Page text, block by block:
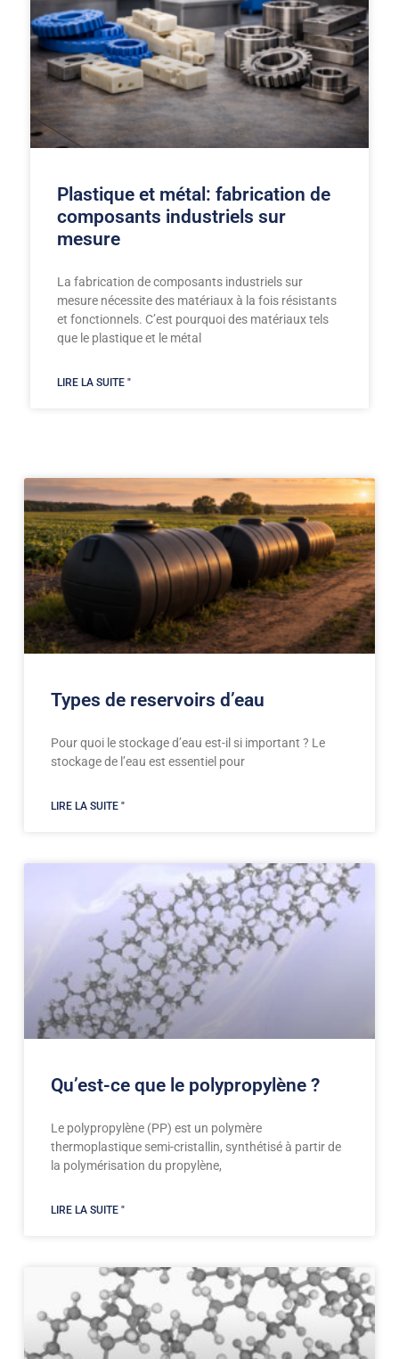
Plastique et métal: fabrication de
composants industriels sur
mesure
La fabrication de composants industriels sur
mesure nécessite des matériaux à la fois résistants
et fonctionnels. C’est pourquoi des matériaux tels
que le plastique et le métal
LIRE LA SUITE "
Types de reservoirs d’eau
Pour quoi le stockage d’eau est-il si important ? Le
stockage de l’eau est essentiel pour
LIRE LA SUITE "
Qu’est-ce que le polypropylène ?
Le polypropylène (PP) est un polymère
thermoplastique semi-cristallin, synthétisé à partir de
la polymérisation du propylène,
LIRE LA SUITE "